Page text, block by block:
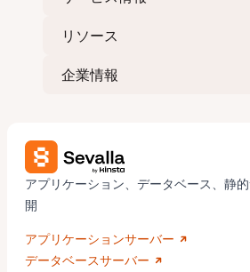
リソース
企業情報
アプリケーション、データベース、静
開
アプリケーションサーバー
データベースサーバー